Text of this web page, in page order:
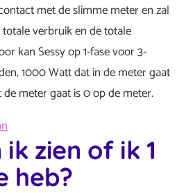
met de slimme meter en zal
verbruik en de totale
kan Sessy op 1-fase voor 3-
1000 Watt dat in de meter gaat
meter gaat is 0 op de meter.
zien of ik 1
heb?